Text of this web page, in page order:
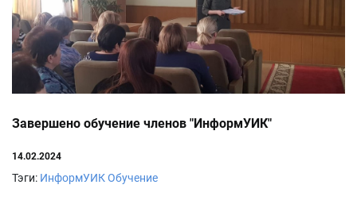
Завершено обучение членов "ИнформУИК"
14.02.2024
Тэги: ИнформУИКОбучение